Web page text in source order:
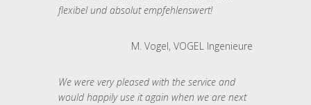
flexibel und absolut empfehlenswert!
M. Vogel, VOGEL Ingenieure
We were very pleased with the service and
would happily use it again when we are next